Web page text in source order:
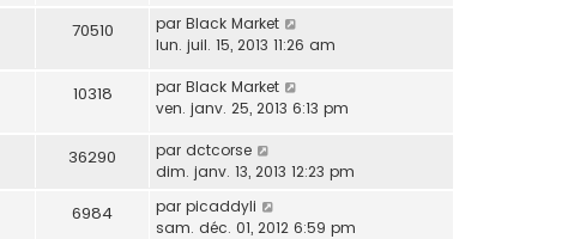
70510 par Black Market
lun. juil. 15, 2013 11:26 am
10318 par Black Market
ven. janv. 25, 2013 6:13 pm
36290 par dctcorse
dim. janv. 13, 2013 12:23 pm
6984 par picaddyli
sam. déc. 01, 2012 6:59 pm